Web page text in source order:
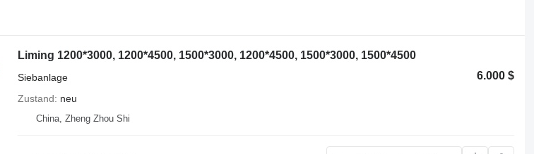
Liming 1200*3000, 1200*4500, 1500*3000, 1200*4500, 1500*3000, 1500*4500
6.000 $
Siebanlage
Zustand
neu
China, Zheng Zhou Shi